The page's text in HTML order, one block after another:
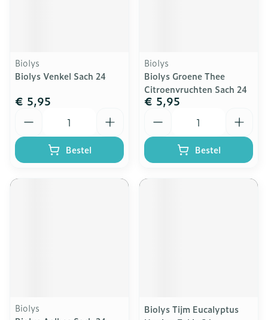
Biolys
Biolys Venkel Sach 24
€ 5,95
Bestel
Biolys
Biolys Groene Thee
Citroenvruchten Sach 24
€ 5,95
Bestel
Biolys
Biolys Tijm Eucalyptus